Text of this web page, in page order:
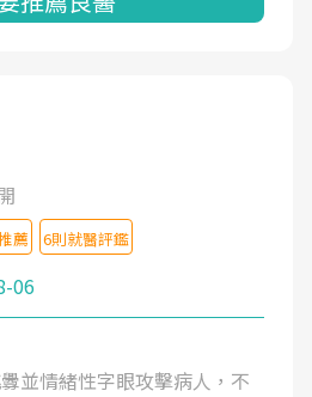
薦 6則就醫評鑑
06
並情緒性字眼攻擊病人，不